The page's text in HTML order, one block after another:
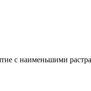
с наименьшими